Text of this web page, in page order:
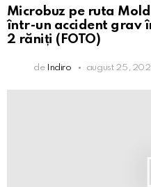
Microbuz pe ruta
într-un accident grav
2 răniți (FOTO)
de Indiro august 25,